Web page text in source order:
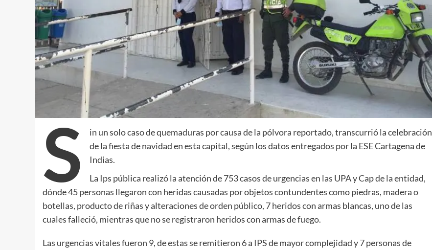
S
in un solo caso de quemaduras por causa de la pólvora reportado, transcurrió la celebración
de la fiesta de navidad en esta capital, según los datos entregados por la ESE Cartagena de
Indias.
La Ips pública realizó la atención de 753 casos de urgencias en las UPA y Cap de la entidad,
dónde 45 personas llegaron con heridas causadas por objetos contundentes como piedras, madera o
botellas, producto de riñas y alteraciones de orden público, 7 heridos con armas blancas, uno de las
cuales falleció, mientras que no se registraron heridos con armas de fuego.
Las urgencias vitales fueron 9, de estas se remitieron 6 a IPS de mayor complejidad y 7 personas de